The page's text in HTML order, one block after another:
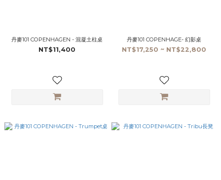
丹麥101 COPENHAGEN - 混凝土柱桌
NT$11,400
丹麥101 COPENHAGE- 幻影桌
NT$17,250 ~ NT$22,800